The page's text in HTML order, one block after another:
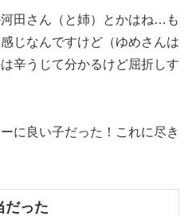
田さん（と姉）とかはね…も
じなんですけど（ゆめさんは
辛うじて分かるけど屈折しす
に良い子だった！これに尽き
だった